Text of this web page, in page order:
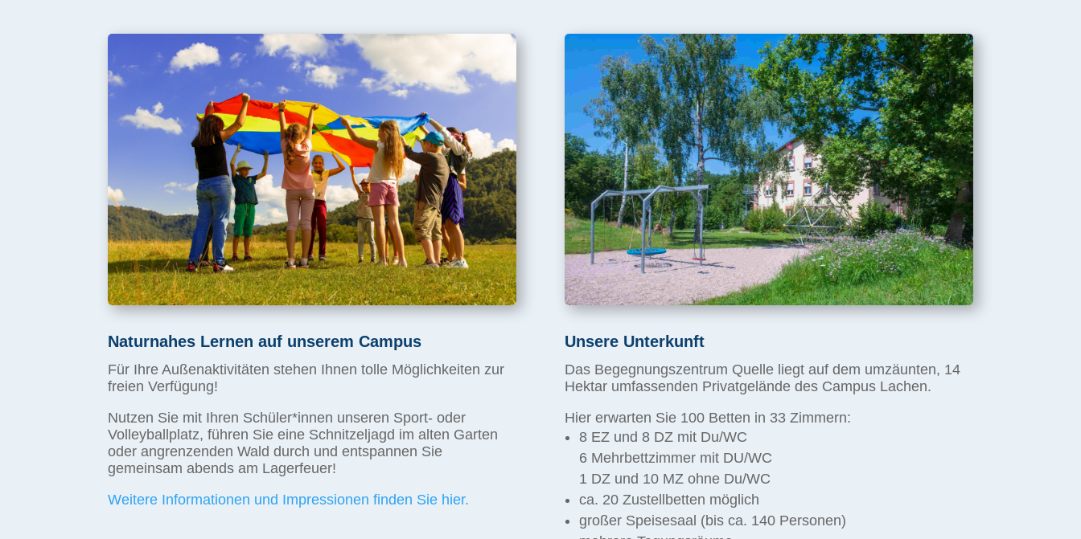
Naturnahes Lernen auf unserem Campus
Für Ihre Außenaktivitäten stehen Ihnen tolle Möglichkeiten zur
freien Verfügung!
Nutzen Sie mit Ihren Schüler*innen unseren Sport- oder
Volleyballplatz, führen Sie eine Schnitzeljagd im alten Garten
oder angrenzenden Wald durch und entspannen Sie
gemeinsam abends am Lagerfeuer!
Weitere Informationen und Impressionen finden Sie hier.
Unsere Unterkunft
Das Begegnungszentrum Quelle liegt auf dem umzäunten, 14
Hektar umfassenden Privatgelände des Campus Lachen.
Hier erwarten Sie 100 Betten in 33 Zimmern:
8 EZ und 8 DZ mit Du/WC
6 Mehrbettzimmer mit DU/WC
1 DZ und 10 MZ ohne Du/WC
ca. 20 Zustellbetten möglich
großer Speisesaal (bis ca. 140 Personen)